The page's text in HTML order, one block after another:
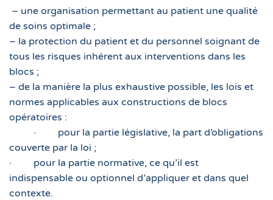
– une organisation permettant au patient une qualité
de soins optimale ;
– la protection du patient et du personnel soignant de
tous les risques inhérent aux interventions dans les
blocs ;
– de la manière la plus exhaustive possible, les lois et
normes applicables aux constructions de blocs
opératoires :
·
pour la partie législative, la part d’obligations
couverte par la loi ;
·
pour la partie normative, ce qu’il est
indispensable ou optionnel d’appliquer et dans quel
contexte.